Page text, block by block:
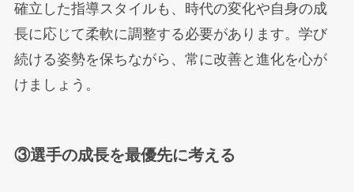
確立した指導スタイルも、時代の変化や自身の成
長に応じて柔軟に調整する必要があります。学び
続ける姿勢を保ちながら、常に改善と進化を心が
けましょう。
③選手の成長を最優先に考える